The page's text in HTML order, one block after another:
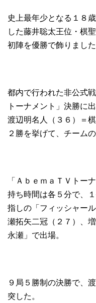
史上最年少となる１８
した藤井聡太王位・棋
初陣を優勝で飾りました
都内で行われた非公式
トーナメント」決勝に
渡辺明名人（３６）＝
２勝を挙げて、チーム
「ＡｂｅｍａＴＶトー
持ち時間は各５分で、
指しの「フィッシャー
瀬拓矢二冠（２７）、
永瀬」で出場。
９局５勝制の決勝で、
突した。